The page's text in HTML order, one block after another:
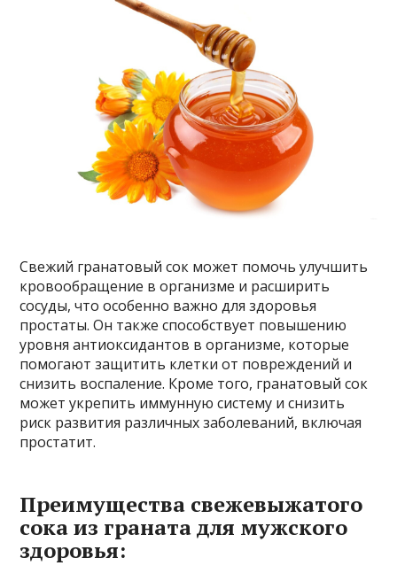
Свежий гранатовый сок может помочь улучшить
кровообращение в организме и расширить
сосуды, что особенно важно для здоровья
простаты. Он также способствует повышению
уровня антиоксидантов в организме, которые
помогают защитить клетки от повреждений и
снизить воспаление. Кроме того, гранатовый сок
может укрепить иммунную систему и снизить
риск развития различных заболеваний, включая
простатит.
Преимущества свежевыжатого
сока из граната для мужского
здоровья: